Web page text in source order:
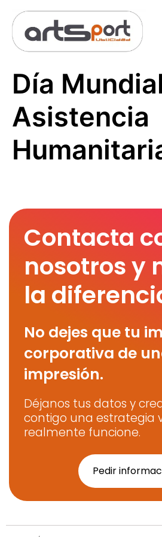
Día
Asistencia
Contacta
nosotros y
la
No dejes que tu
corporativa de
impresión.
Déjanos tus datos y
contigo una estrategia
realmente funcione.
Pedir